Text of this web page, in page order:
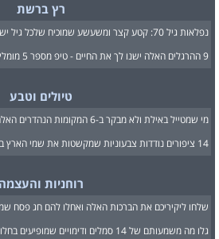
רץ ברשת
נפלאות גיל 70: קטע קצר ומשעשע שמוכיח שלכל גיל יש יתרונות!
9 ההרגלים האלה ישנו לך את החיים - טיפ מספר 5 מומלץ בחום!
טיולים וטבע
מי שמטייל באילת ולא מבקר ב-6 המקומות הנהדרים האלה - מפספס!
14 ציפורים נודדות צבעוניות שמקשטות את שמי הארץ בימי האביב
רוחניות והעצמה
שלחו ליקיריכם את הברכות האלה ואחלו להם חג פסח
גלו מה משמעותם של 14 סמלים ודימויים שמופיעים בחלומות שלכם